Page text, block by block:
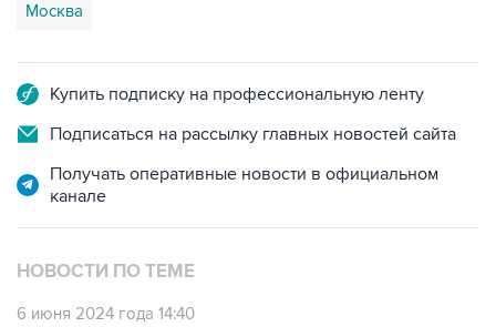
Москва
Купить подписку на профессиональную ленту
Подписаться на рассылку главных новостей сайта
Получать оперативные новости в официальном
канале
НОВОСТИ ПО ТЕМЕ
6 июня 2024 года 14:40